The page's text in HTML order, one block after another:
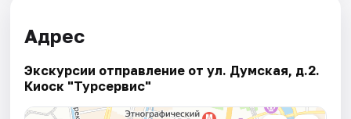
Адрес
Экскурсии отправление от ул. Думская, д.2.
Киоск "Турсервис"